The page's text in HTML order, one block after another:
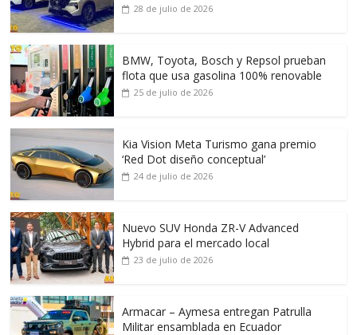
28 de julio de 2026
BMW, Toyota, Bosch y Repsol prueban
flota que usa gasolina 100% renovable
25 de julio de 2026
Kia Vision Meta Turismo gana premio
‘Red Dot diseño conceptual’
24 de julio de 2026
Nuevo SUV Honda ZR-V Advanced
Hybrid para el mercado local
23 de julio de 2026
Armacar – Aymesa entregan Patrulla
Militar ensamblada en Ecuador